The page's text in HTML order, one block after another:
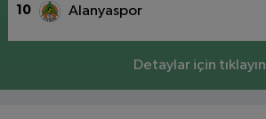
10 Alanyaspor
Detaylar için tıklayın